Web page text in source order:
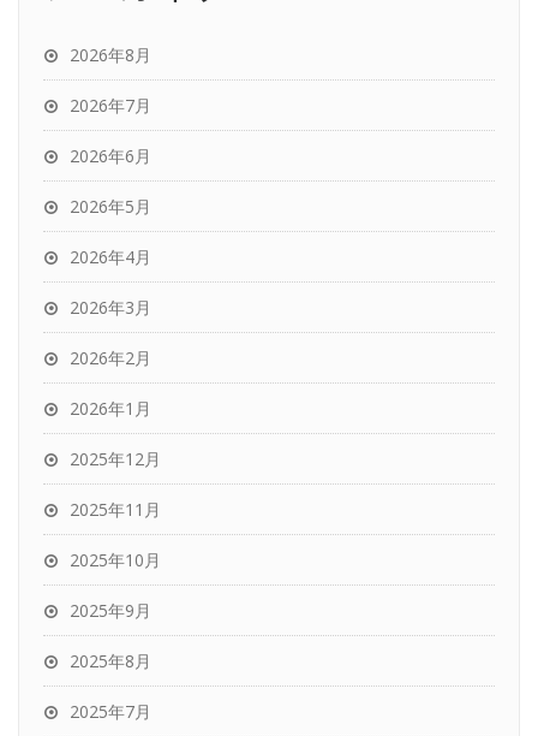
2026年8月
2026年7月
2026年6月
2026年5月
2026年4月
2026年3月
2026年2月
2026年1月
2025年12月
2025年11月
2025年10月
2025年9月
2025年8月
2025年7月